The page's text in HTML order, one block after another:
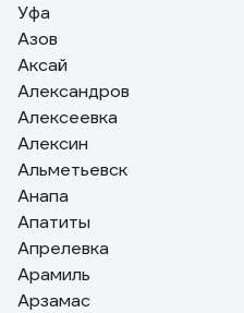
Уфа
Азов
Аксай
Александров
Алексеевка
Алексин
Альметьевск
Анапа
Апатиты
Апрелевка
Арамиль
Арзамас